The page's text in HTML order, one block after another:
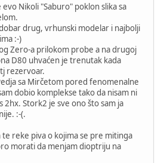
Nikoli "Saburo" poklon slika sa
drug, vrhunski modelar i najbolji
:-)
Zero-a prilokom probe a na drugoj
D80 uhvaćen je trenutak kada
rezervoar.
sa Mirčetom pored fenomenalne
dobio komplekse tako da nisam ni
2hx. Stork2 je sve ono što sam ja
:-(.
reke piva o kojima se pre mitinga
morati da menjam dioptriju na